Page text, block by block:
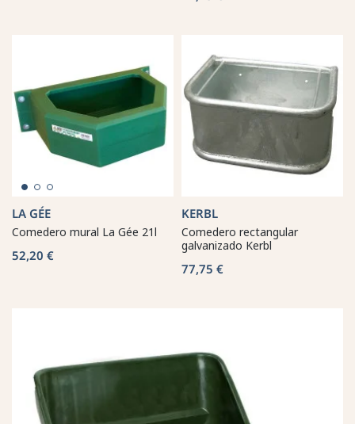
LA GÉE
Comedero mural La Gée 21l
52,20 €
KERBL
Comedero rectangular
galvanizado Kerbl
77,75 €